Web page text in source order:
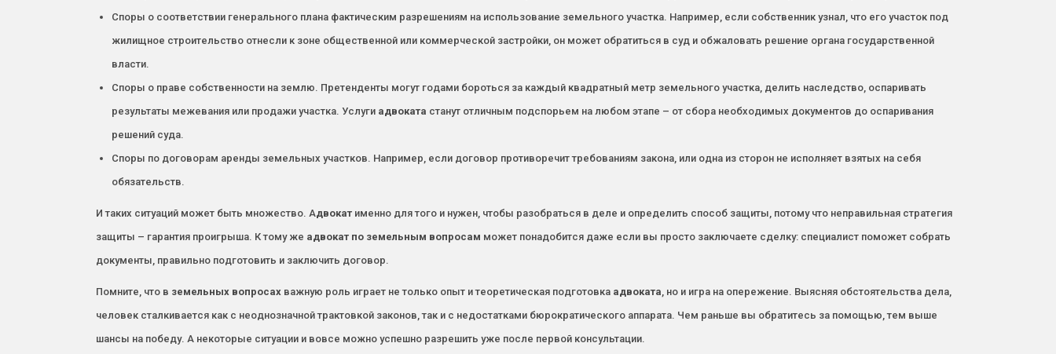
Споры о соответствии генерального плана фактическим разрешениям на использование земельного участка. Например, если собственник узнал, что его участок под
жилищное строительство отнесли к зоне общественной или коммерческой застройки, он может обратиться в суд и обжаловать решение органа государственной
власти.
Споры о праве собственности на землю. Претенденты могут годами бороться за каждый квадратный метр земельного участка, делить наследство, оспаривать
результаты межевания или продажи участка. Услуги адвоката станут отличным подспорьем на любом этапе – от сбора необходимых документов до оспаривания
решений суда.
Споры по договорам аренды земельных участков. Например, если договор противоречит требованиям закона, или одна из сторон не исполняет взятых на себя
обязательств.
И таких ситуаций может быть множество. Адвокат именно для того и нужен, чтобы разобраться в деле и определить способ защиты, потому что неправильная стратегия
защиты – гарантия проигрыша. К тому же адвокат по земельным вопросам может понадобится даже если вы просто заключаете сделку: специалист поможет собрать
документы, правильно подготовить и заключить договор.
Помните, что в земельных вопросах важную роль играет не только опыт и теоретическая подготовка адвоката , но и игра на опережение. Выясняя обстоятельства дела,
человек сталкивается как с неоднозначной трактовкой законов, так и с недостатками бюрократического аппарата. Чем раньше вы обратитесь за помощью, тем выше
шансы на победу. А некоторые ситуации и вовсе можно успешно разрешить уже после первой консультации.